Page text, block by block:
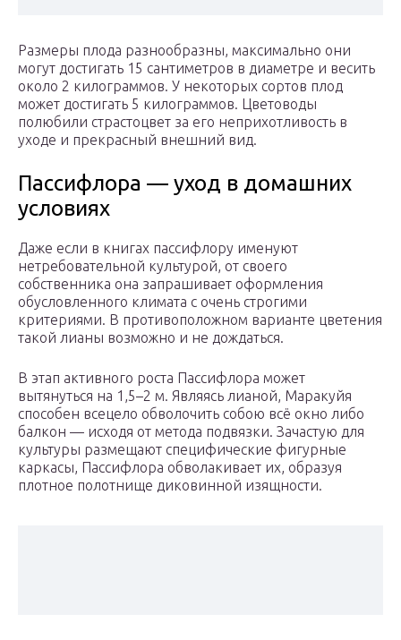
Размеры плода разнообразны, максимально они
могут достигать 15 сантиметров в диаметре и весить
около 2 килограммов. У некоторых сортов плод
может достигать 5 килограммов. Цветоводы
полюбили страстоцвет за его неприхотливость в
уходе и прекрасный внешний вид.
Пассифлора — уход в домашних
условиях
Даже если в книгах пассифлору именуют
нетребовательной культурой, от своего
собственника она запрашивает оформления
обусловленного климата с очень строгими
критериями. В противоположном варианте цветения
такой лианы возможно и не дождаться.
В этап активного роста Пассифлора может
вытянуться на 1,5–2 м. Являясь лианой, Маракуйя
способен всецело обволочить собою всё окно либо
балкон — исходя от метода подвязки. Зачастую для
культуры размещают специфические фигурные
каркасы, Пассифлора обволакивает их, образуя
плотное полотнище диковинной изящности.